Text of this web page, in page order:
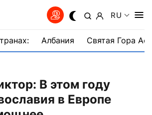
RU
Албания Святая Гора
В этом году
в Европе